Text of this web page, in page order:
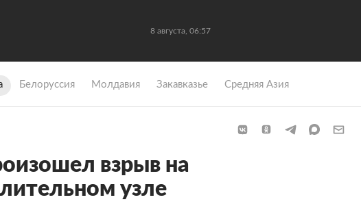
8 августа, 06:57
Белоруссия Молдавия Закавказье Средняя Азия
взрыв на
узле